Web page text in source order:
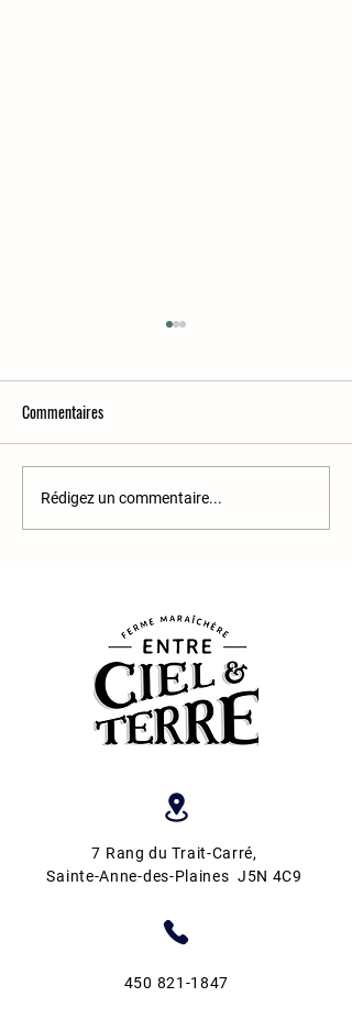
12e infolettre
Commentaires
Rédigez un commentaire...
7 Rang du Trait-Carré,
Sainte-Anne-des-Plaines J5N 4C9
450 821-1847